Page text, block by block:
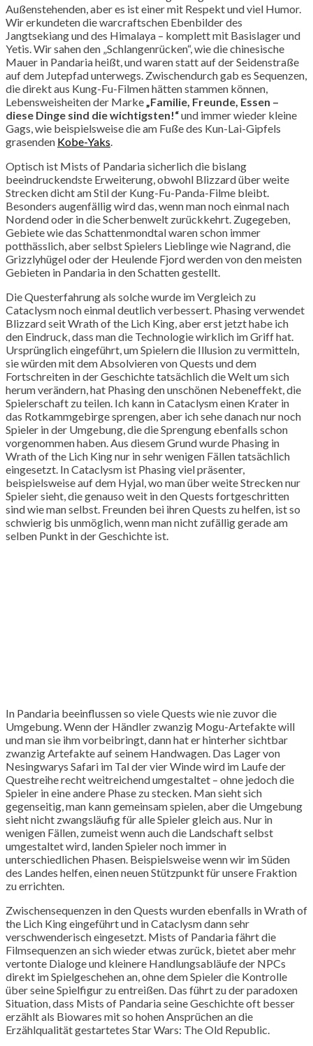
Außenstehenden, aber es ist einer mit Respekt und viel Humor.
Wir erkundeten die warcraftschen Ebenbilder des
Jangtsekiang und des Himalaya – komplett mit Basislager und
Yetis. Wir sahen den „Schlangenrücken“, wie die chinesische
Mauer in Pandaria heißt, und waren statt auf der Seidenstraße
auf dem Jutepfad unterwegs. Zwischendurch gab es Sequenzen,
die direkt aus Kung-Fu-Filmen hätten stammen können,
Lebensweisheiten der Marke „Familie, Freunde, Essen –
diese Dinge sind die wichtigsten!“und immer wieder kleine
Gags, wie beispielsweise die am Fuße des Kun-Lai-Gipfels
grasenden Kobe-Yaks
Optisch ist Mists of Pandaria sicherlich die bislang
beeindruckendste Erweiterung, obwohl Blizzard über weite
Strecken dicht am Stil der Kung-Fu-Panda-Filme bleibt.
Besonders augenfällig wird das, wenn man noch einmal nach
Nordend oder in die Scherbenwelt zurückkehrt. Zugegeben,
Gebiete wie das Schattenmondtal waren schon immer
potthässlich, aber selbst Spielers Lieblinge wie Nagrand, die
Grizzlyhügel oder der Heulende Fjord werden von den meisten
Gebieten in Pandaria in den Schatten gestellt.
Die Questerfahrung als solche wurde im Vergleich zu
Cataclysm noch einmal deutlich verbessert. Phasing verwendet
Blizzard seit Wrath of the Lich King, aber erst jetzt habe ich
den Eindruck, dass man die Technologie wirklich im Griff hat.
Ursprünglich eingeführt, um Spielern die Illusion zu vermitteln,
sie würden mit dem Absolvieren von Quests und dem
Fortschreiten in der Geschichte tatsächlich die Welt um sich
herum verändern, hat Phasing den unschönen Nebeneffekt, die
Spielerschaft zu teilen. Ich kann in Cataclysm einen Krater in
das Rotkammgebirge sprengen, aber ich sehe danach nur noch
Spieler in der Umgebung, die die Sprengung ebenfalls schon
vorgenommen haben. Aus diesem Grund wurde Phasing in
Wrath of the Lich King nur in sehr wenigen Fällen tatsächlich
eingesetzt. In Cataclysm ist Phasing viel präsenter,
beispielsweise auf dem Hyjal, wo man über weite Strecken nur
Spieler sieht, die genauso weit in den Quests fortgeschritten
sind wie man selbst. Freunden bei ihren Quests zu helfen, ist so
schwierig bis unmöglich, wenn man nicht zufällig gerade am
selben Punkt in der Geschichte ist.
In Pandaria beeinflussen so viele Quests wie nie zuvor die
Umgebung. Wenn der Händler zwanzig Mogu-Artefakte will
und man sie ihm vorbeibringt, dann hat er hinterher sichtbar
zwanzig Artefakte auf seinem Handwagen. Das Lager von
Nesingwarys Safari im Tal der vier Winde wird im Laufe der
Questreihe recht weitreichend umgestaltet – ohne jedoch die
Spieler in eine andere Phase zu stecken. Man sieht sich
gegenseitig, man kann gemeinsam spielen, aber die Umgebung
sieht nicht zwangsläufig für alle Spieler gleich aus. Nur in
wenigen Fällen, zumeist wenn auch die Landschaft selbst
umgestaltet wird, landen Spieler noch immer in
unterschiedlichen Phasen. Beispielsweise wenn wir im Süden
des Landes helfen, einen neuen Stützpunkt für unsere Fraktion
zu errichten.
Zwischensequenzen in den Quests wurden ebenfalls in Wrath of
the Lich King eingeführt und in Cataclysm dann sehr
verschwenderisch eingesetzt. Mists of Pandaria fährt die
Filmsequenzen an sich wieder etwas zurück, bietet aber mehr
vertonte Dialoge und kleinere Handlungsabläufe der NPCs
direkt im Spielgeschehen an, ohne dem Spieler die Kontrolle
über seine Spielfigur zu entreißen. Das führt zu der paradoxen
Situation, dass Mists of Pandaria seine Geschichte oft besser
erzählt als Biowares mit so hohen Ansprüchen an die
Erzählqualität gestartetes Star Wars: The Old Republic.